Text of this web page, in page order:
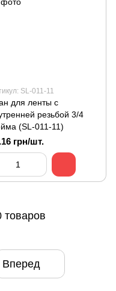
SL-011-11
для ленты с
резьбой 3/4
(SL-011-11)
грн/шт.
товаров
Вперед